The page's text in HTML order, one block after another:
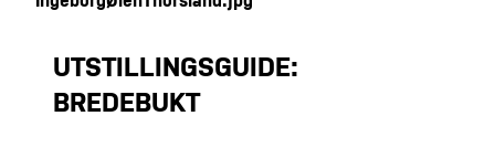
UTSTILLINGSGUIDE:
BREDEBUKT